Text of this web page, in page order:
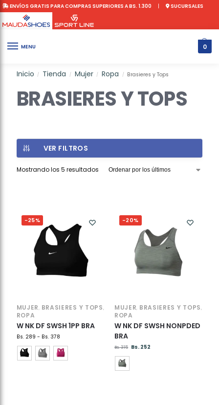
ENVÍOS GRATIS PARA COMPRAS SUPERIORES A BS. 1.300 | SUCURSALES
MENU 0
Inicio / Tienda / Mujer / Ropa / Brasieres y Tops
BRASIERES Y TOPS
VER FILTROS
Mostrando los 5 resultados
-25%
MUJER, BRASIERES Y TOPS,
ROPA
W NK DF SWSH 1PP BRA
Bs.289 - Bs.378
-20%
MUJER, BRASIERES Y TOPS,
ROPA
W NK DF SWSH NONPDED
BRA
Bs.315 Bs. 252